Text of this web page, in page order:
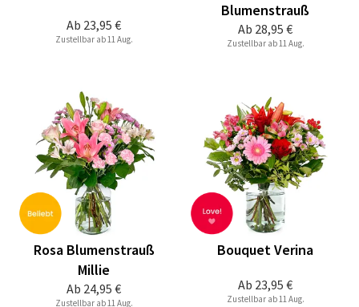
Ab 23,95 €
Zustellbar ab 11 Aug.
Ab 28,95 €
Blumenstrauß
Zustellbar ab 11 Aug.
Ab 24,95 €
Rosa Blumenstrauß
Millie
Zustellbar ab 11 Aug.
Ab 23,95 €
Bouquet Verina
Zustellbar ab 11 Aug.